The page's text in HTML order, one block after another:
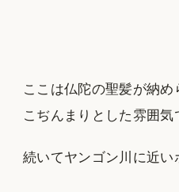
ここは仏陀の聖髪が納め
こぢんまりとした雰囲気
続いてヤンゴン川に近い